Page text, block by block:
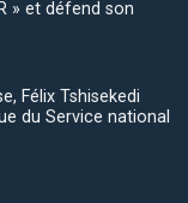
» et défend son
Félix Tshisekedi
du Service national